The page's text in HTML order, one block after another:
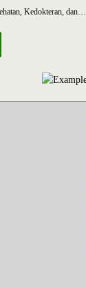
Kedokteran, dan…